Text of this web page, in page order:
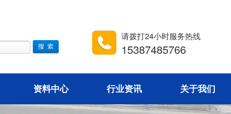
请拨打24小时服务热线
15387485766
资料中心 行业资讯 关于我们